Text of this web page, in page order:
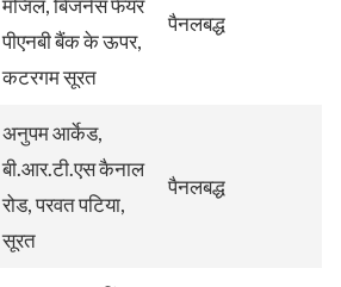
पीएनबी बैंक के ऊपर,
कटरगम सूरत
पैनलबद्ध
अनुपम आर्केड,
बी.आर.टी.एस कैनाल
रोड, परवत पटिया,
सूरत
पैनलबद्ध